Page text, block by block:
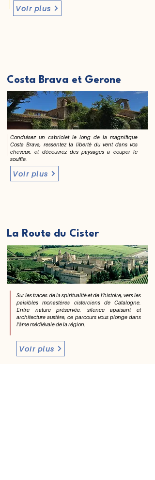
Voir plus
Costa Brava et Gerone
Conduisez un cabriolet le long de la magnifique
Costa Brava, ressentez la liberté du vent dans vos
cheveux, et découvrez des paysages à couper le
souffle.
Voir plus
La Route du Cister
Sur les traces de la spiritualité et de l’histoire, vers les
paisibles monastères cisterciens de Catalogne.
Entre nature préservée, silence apaisant et
architecture austère, ce parcours vous plonge dans
l’âme médiévale de la région.
Voir plus